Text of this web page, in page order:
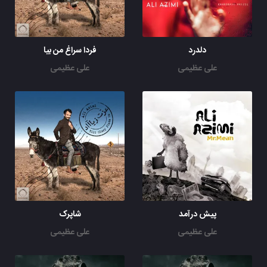
دلدرد
علی عظیمی
فردا سراغ من بیا
علی عظیمی
پیش درآمد
علی عظیمی
شاپرک
علی عظیمی